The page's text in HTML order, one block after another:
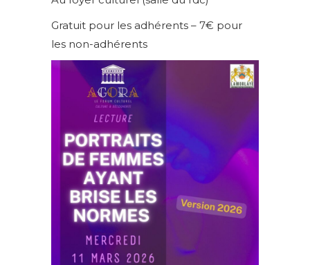
Gratuit pour les adhérents – 7€ pour
les non-adhérents